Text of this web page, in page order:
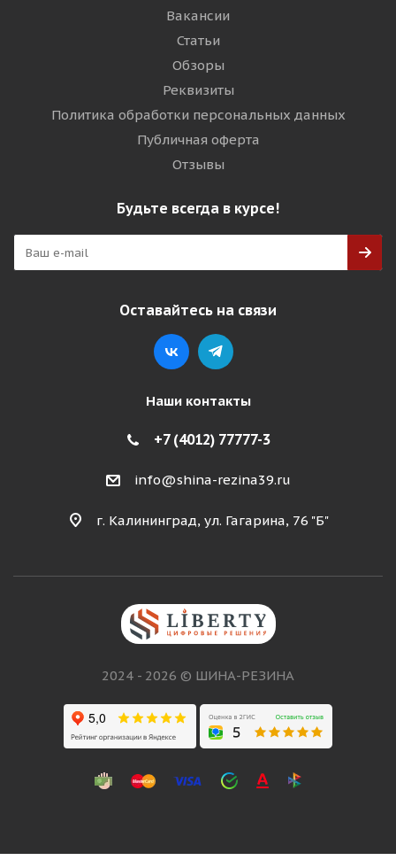
Вакансии
Статьи
Обзоры
Реквизиты
Политика обработки персональных данных
Публичная оферта
Отзывы
Будьте всегда в курсе!
Оставайтесь на связи
Наши контакты
+7 (4012) 77777-3
info@shina-rezina39.ru
г. Калининград, ул. Гагарина, 76 "Б"
2024 - 2026 © ШИНА-РЕЗИНА